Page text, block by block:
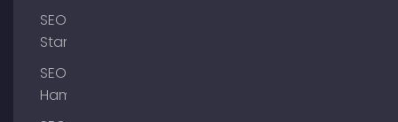
SEO
Starnberg
SEO
Hamburg